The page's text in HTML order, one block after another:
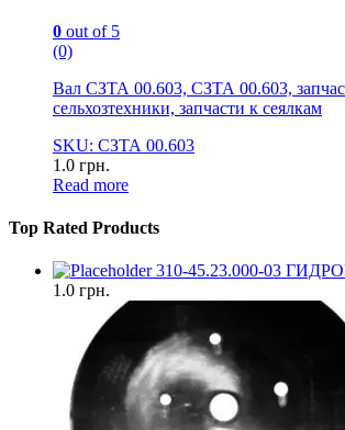
0 out of 5
(0)
Вал СЗТА 00.603, СЗТА 00.603,
сельхозтехники, запчасти к сеялкам
SKU: СЗТА 00.603
1.0 грн.
Read more
Top Rated Products
310-45.23.000-03
1.0 грн.